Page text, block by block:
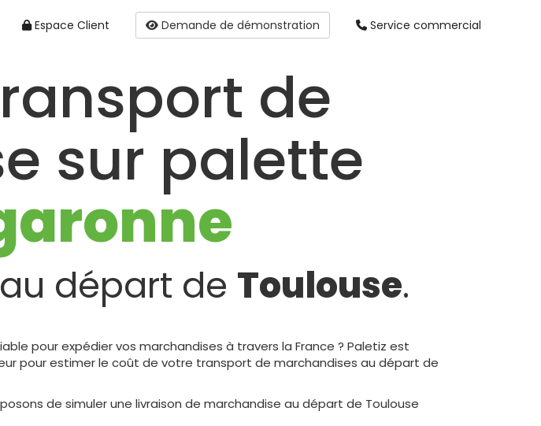
Espace Client Demande de démonstration Service commercial
de
sur palette
départ de Toulouse.
pour expédier vos marchandises à travers la France ? Paletiz est
pour estimer le coût de votre transport de marchandises au départ de
de simuler une livraison de marchandise au départ de Toulouse